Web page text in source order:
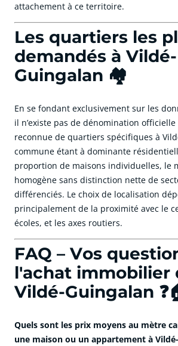
attachement à ce territoire.
Les quartiers les
demandés à Vildé-
Guingalan 🏘️
En se fondant exclusivement sur les
il n’existe pas de dénomination
reconnue de quartiers spécifiques à
commune étant à dominante
proportion de maisons individuelles, le
homogène sans distinction nette de
différenciés. Le choix de localisation
principalement de la proximité avec le
écoles, et les axes routiers.
FAQ – Vos
l'achat immobilier
Vildé-Guingalan
Quels sont les prix moyens au mètre
une maison ou un appartement à